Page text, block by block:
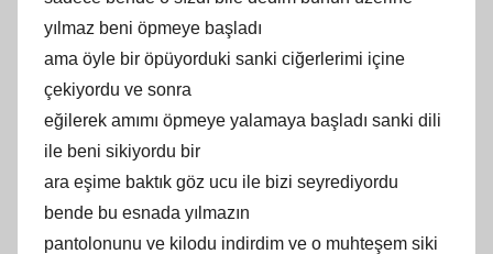
yılmaz beni öpmeye başladı
ama öyle bir öpüyorduki sanki ciğerlerimi içine
çekiyordu ve sonra
eğilerek amımı öpmeye yalamaya başladı sanki dili
ile beni sikiyordu bir
ara eşime baktık göz ucu ile bizi seyrediyordu
bende bu esnada yılmazın
pantolonunu ve kilodu indirdim ve o muhteşem siki